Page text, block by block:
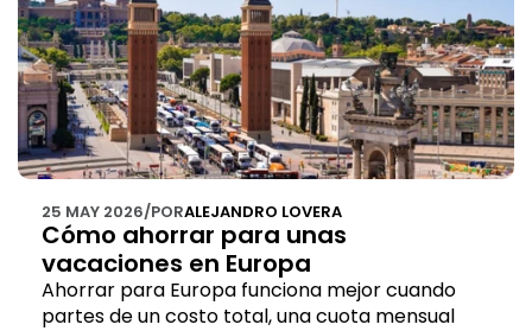
25 MAY 2026/PORALEJANDRO LOVERA
Cómo ahorrar para unas
vacaciones en Europa
Ahorrar para Europa funciona mejor cuando
partes de un costo total, una cuota mensual